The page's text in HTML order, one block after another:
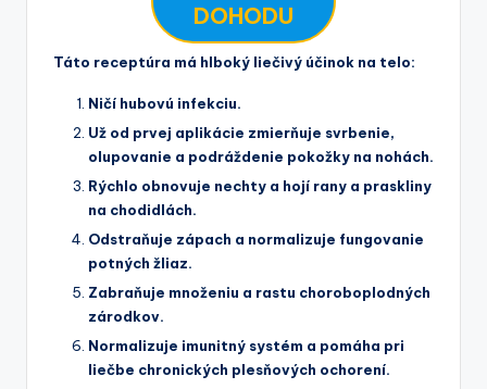
DOHODU
Táto receptúra má hlboký liečivý účinok na telo:
Ničí hubovú infekciu.
Už od prvej aplikácie zmierňuje svrbenie,
olupovanie a podráždenie pokožky na nohách.
Rýchlo obnovuje nechty a hojí rany a praskliny
na chodidlách.
Odstraňuje zápach a normalizuje fungovanie
potných žliaz.
Zabraňuje množeniu a rastu choroboplodných
zárodkov.
Normalizuje imunitný systém a pomáha pri
liečbe chronických plesňových ochorení.